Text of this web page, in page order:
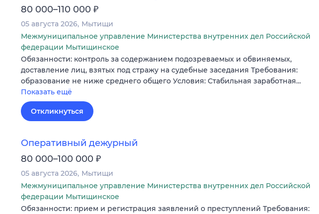
80 000–110 000 ₽
05 августа 2026 Мытищи
Межмуниципальное управление Министерства внутренних дел Российской
федерации Мытищинское
Обязанности: контроль за содержанием подозреваемых и обвиняемых,
доставление лиц, взятых под стражу на судебные заседания Требования:
образование не ниже среднего общего Условия: Стабильная заработная…
Показать ещё
Откликнуться
Оперативный дежурный
80 000–100 000 ₽
05 августа 2026 Мытищи
Межмуниципальное управление Министерства внутренних дел Российской
федерации Мытищинское
Обязанности: прием и регистрация заявлений о преступлений Требования: